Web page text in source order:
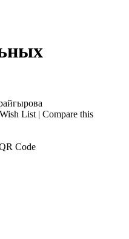
List | Compare this